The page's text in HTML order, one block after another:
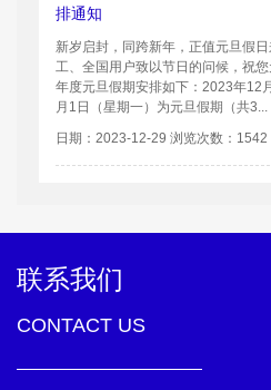
排通知
新岁启封，同跨新年，正值元旦假
工、全国用户致以节日的问候，祝
年度元旦假期安排如下：2023年12
月1日（星期一）为元旦假期（共3...
日期：2023-12-29 浏览次数：1542
联系我们
CONTACT US